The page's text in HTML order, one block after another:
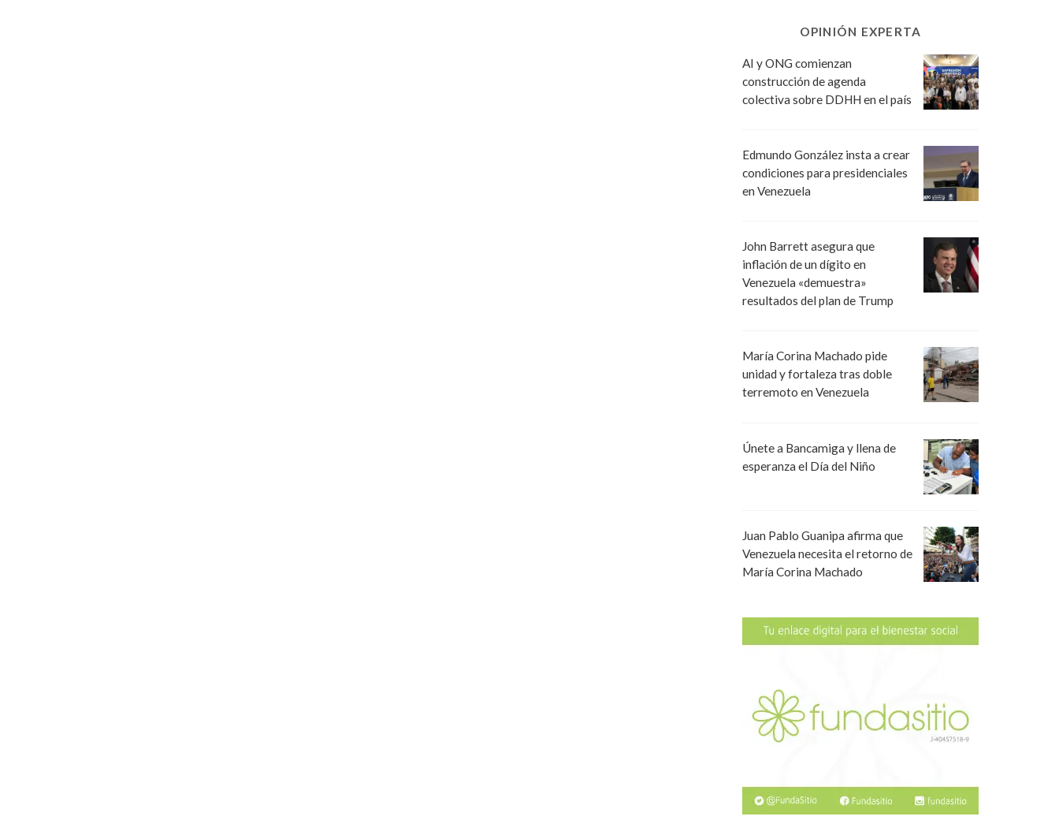
OPINIÓN EXPERTA
AI y ONG comienzan
construcción de agenda
colectiva sobre DDHH en el país
Edmundo González insta a crear
condiciones para presidenciales
en Venezuela
John Barrett asegura que
inflación de un dígito en
Venezuela «demuestra»
resultados del plan de Trump
María Corina Machado pide
unidad y fortaleza tras doble
terremoto en Venezuela
Únete a Bancamiga y llena de
esperanza el Día del Niño
Juan Pablo Guanipa afirma que
Venezuela necesita el retorno de
María Corina Machado